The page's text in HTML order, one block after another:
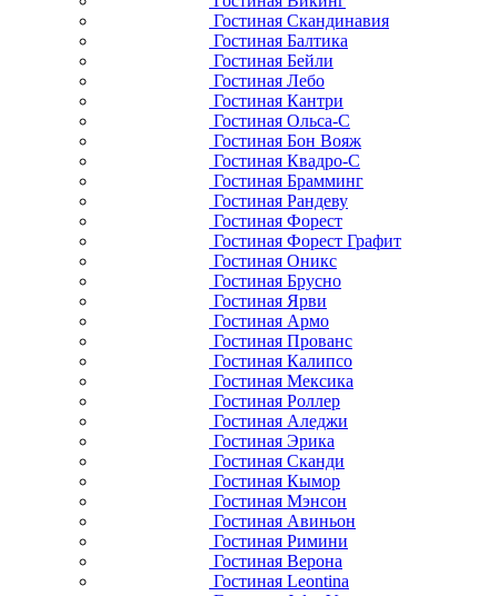
Гостиная Скандинавия
Гостиная Балтика
Гостиная Бейли
Гостиная Лебо
Гостиная Кантри
Гостиная Ольса-С
Гостиная Бон Вояж
Гостиная Квадро-С
Гостиная Брамминг
Гостиная Рандеву
Гостиная Форест
Гостиная Форест Графит
Гостиная Оникс
Гостиная Брусно
Гостиная Ярви
Гостиная Армо
Гостиная Прованс
Гостиная Калипсо
Гостиная Мексика
Гостиная Роллер
Гостиная Аледжи
Гостиная Эрика
Гостиная Сканди
Гостиная Кымор
Гостиная Мэнсон
Гостиная Авиньон
Гостиная Римини
Гостиная Верона
Гостиная Leontina